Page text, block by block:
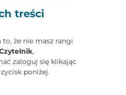
treści
że nie masz rangi
,
zaloguj się klikając
poniżej.